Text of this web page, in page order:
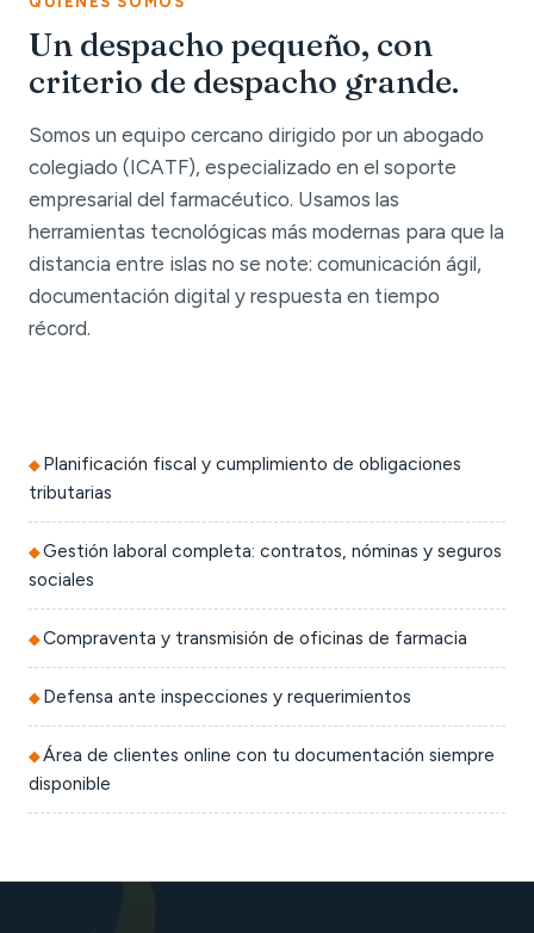
Un despacho pequeño, con
criterio de despacho grande.
Somos un equipo cercano dirigido por un abogado
colegiado (ICATF), especializado en el soporte
empresarial del farmacéutico. Usamos las
herramientas tecnológicas más modernas para que la
distancia entre islas no se note: comunicación ágil,
documentación digital y respuesta en tiempo
récord.
Planificación fiscal y cumplimiento de obligaciones
tributarias
Gestión laboral completa: contratos, nóminas y seguros
sociales
Compraventa y transmisión de oficinas de farmacia
Defensa ante inspecciones y requerimientos
Área de clientes online con tu documentación siempre
disponible